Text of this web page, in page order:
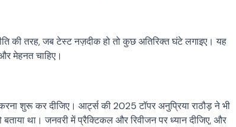
की तरह, जब टेस्ट नज़दीक हो तो कुछ अतिरिक्त घंटे लगाइए। यह
मेहनत चाहिए।
शुरू कर दीजिए। आर्ट्स की 2025 टॉपर अनुप्रिया राठौड़ ने भी
था। जनवरी में प्रैक्टिकल और रिवीजन पर ध्यान दीजिए, और